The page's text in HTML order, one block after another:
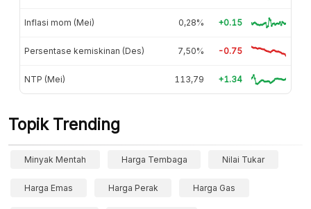
Inflasi mom (Mei) 0,28% +0.15
Persentase kemiskinan (Des) 7,50% -0.75
NTP (Mei) 113,79 +1.34
Topik Trending
Minyak Mentah Harga Tembaga Nilai Tukar
Harga Emas Harga Perak Harga Gas